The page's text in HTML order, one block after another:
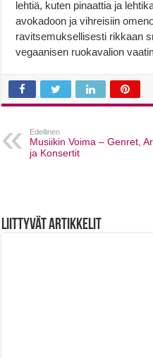
lehtiä, kuten pinaattia ja
avokadoon ja vihreisiin
ravitsemuksellisesti rikkaan
vegaanisen ruokavalion
Edellinen
Musiikin Voima – Genret,
ja Konsertit
Liittyvät artikkelit